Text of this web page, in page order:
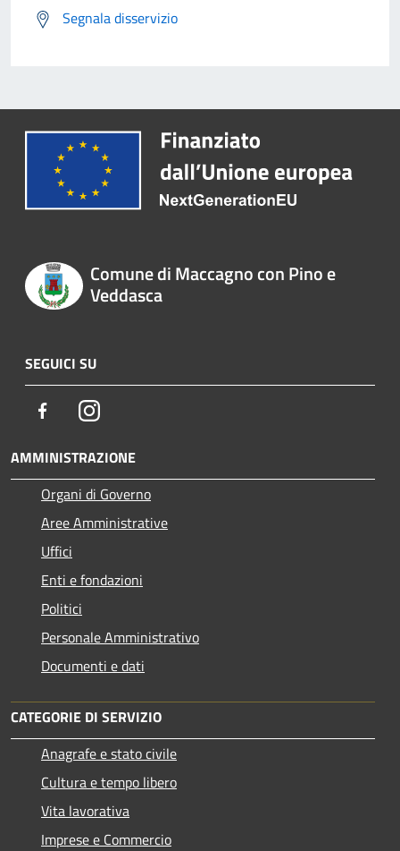
Segnala disservizio
Comune di Maccagno con Pino e
Veddasca
SEGUICI SU
FacebookInstagram
AMMINISTRAZIONE
Organi di Governo
Aree Amministrative
Uffici
Enti e fondazioni
Politici
Personale Amministrativo
Documenti e dati
CATEGORIE DI SERVIZIO
Anagrafe e stato civile
Cultura e tempo libero
Vita lavorativa
Imprese e Commercio